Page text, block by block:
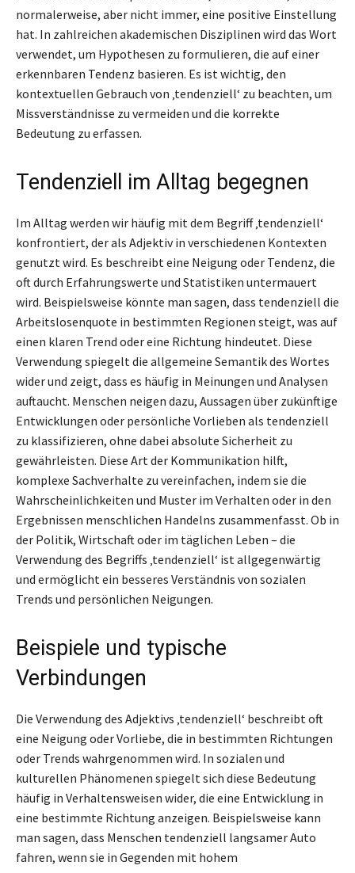
normalerweise, aber nicht immer, eine positive Einstellung
hat. In zahlreichen akademischen Disziplinen wird das Wort
verwendet, um Hypothesen zu formulieren, die auf einer
erkennbaren Tendenz basieren. Es ist wichtig, den
kontextuellen Gebrauch von ‚tendenziell‘ zu beachten, um
Missverständnisse zu vermeiden und die korrekte
Bedeutung zu erfassen.
Tendenziell im Alltag begegnen
Im Alltag werden wir häufig mit dem Begriff ‚tendenziell‘
konfrontiert, der als Adjektiv in verschiedenen Kontexten
genutzt wird. Es beschreibt eine Neigung oder Tendenz, die
oft durch Erfahrungswerte und Statistiken untermauert
wird. Beispielsweise könnte man sagen, dass tendenziell die
Arbeitslosenquote in bestimmten Regionen steigt, was auf
einen klaren Trend oder eine Richtung hindeutet. Diese
Verwendung spiegelt die allgemeine Semantik des Wortes
wider und zeigt, dass es häufig in Meinungen und Analysen
auftaucht. Menschen neigen dazu, Aussagen über zukünftige
Entwicklungen oder persönliche Vorlieben als tendenziell
zu klassifizieren, ohne dabei absolute Sicherheit zu
gewährleisten. Diese Art der Kommunikation hilft,
komplexe Sachverhalte zu vereinfachen, indem sie die
Wahrscheinlichkeiten und Muster im Verhalten oder in den
Ergebnissen menschlichen Handelns zusammenfasst. Ob in
der Politik, Wirtschaft oder im täglichen Leben – die
Verwendung des Begriffs ‚tendenziell‘ ist allgegenwärtig
und ermöglicht ein besseres Verständnis von sozialen
Trends und persönlichen Neigungen.
Beispiele und typische
Verbindungen
Die Verwendung des Adjektivs ‚tendenziell‘ beschreibt oft
eine Neigung oder Vorliebe, die in bestimmten Richtungen
oder Trends wahrgenommen wird. In sozialen und
kulturellen Phänomenen spiegelt sich diese Bedeutung
häufig in Verhaltensweisen wider, die eine Entwicklung in
eine bestimmte Richtung anzeigen. Beispielsweise kann
man sagen, dass Menschen tendenziell langsamer Auto
fahren, wenn sie in Gegenden mit hohem